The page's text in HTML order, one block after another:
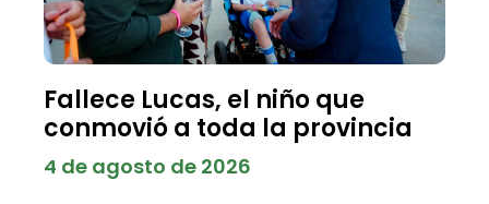
Fallece Lucas, el niño que
conmovió a toda la provincia
4 de agosto de 2026